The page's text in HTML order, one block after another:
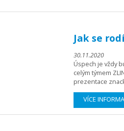
Jak se
30.11.2020
Úspech je vždy
celým týmem
prezentace
VÍCE